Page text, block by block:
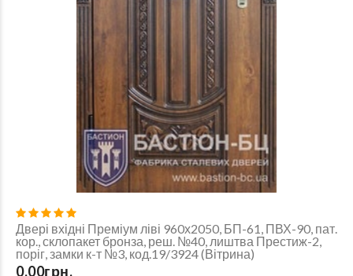
Двері вхідні Преміум ліві 960х2050, БП-61, ПВХ-90, пат.
кор., склопакет бронза, реш. №40, лиштва Престиж-2,
поріг, замки к-т №3, код.19/3924 (Вітрина)
0,00грн.